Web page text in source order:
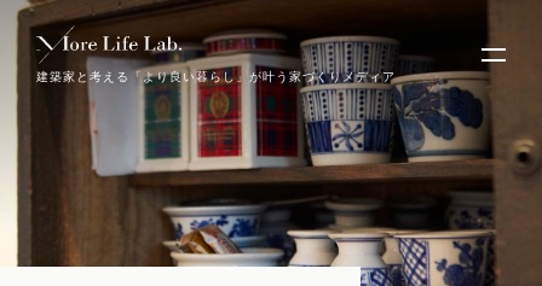
建築家と考える「より良い暮らし」が叶う家づくりメディア